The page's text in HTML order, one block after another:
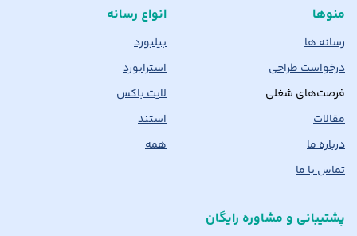
منوها
رسانه ها
درخواست طراحی
فرصت‌های شغلی
مقالات
درباره ما
تماس با ما
انواع رسانه
بیلبورد
استرابورد
لایت باکس
استند
همه
پشتیبانی و مشاوره رایگان